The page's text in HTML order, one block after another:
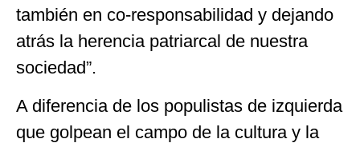
también en co-responsabilidad y dejando
atrás la herencia patriarcal de nuestra
sociedad”.
A diferencia de los populistas de izquierda
que golpean el campo de la cultura y la